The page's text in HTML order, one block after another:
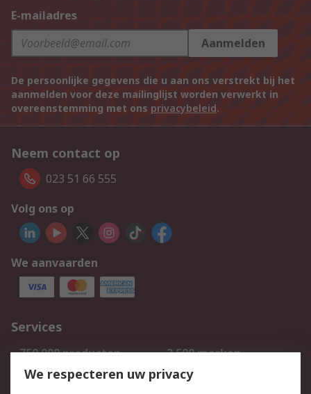
E-mailadres
Aanmelden
De persoonlijke gegevens die u aan ons verstrekt bij het
aanmelden voor deze mailinglijst worden verwerkt in
overeenstemming met ons privacybeleid.
Neem contact op
023 51 66 555
Volg ons op
We aanvaarden
Services
750.000 producten
2.500 merken
Bestellen
Inkoopoplossingen
We respecteren uw privacy